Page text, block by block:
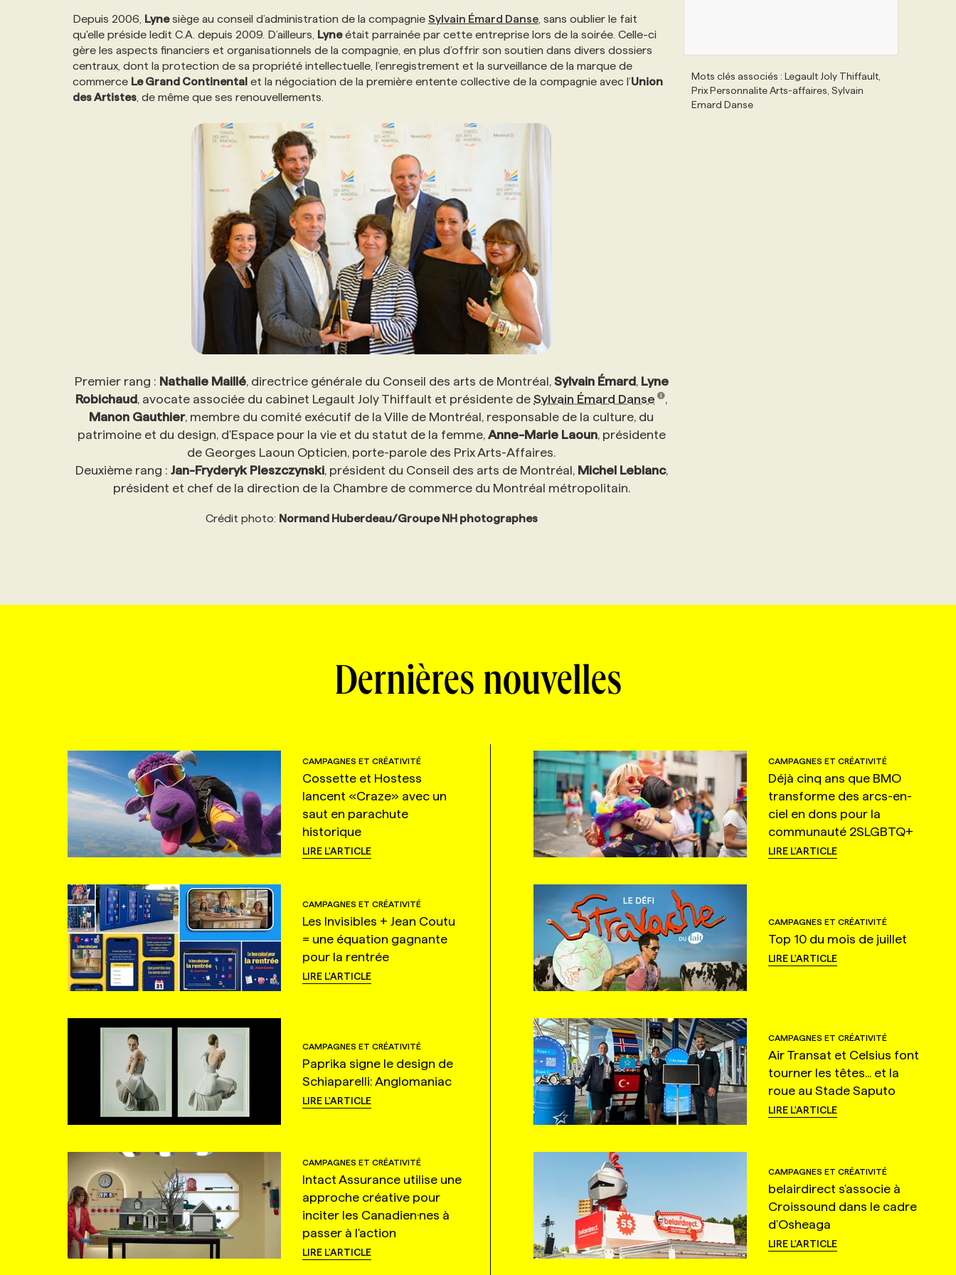
NOS TARIFS
PROGRAMMES DE SUBVENTIONS
ANNONCEZ AVEC NOUS
Depuis 2006, Lynesiège au conseil d’administration de la compagnie Sylvain Émard Danse , sans oublier le fait
qu'elle préside ledit C.A. depuis 2009. D’ailleurs, Lyneétait parrainée par cette entreprise lors de la soirée. Celle-ci
gère les aspects financiers et organisationnels de la compagnie, en plus d’offrir son soutien dans divers dossiers
centraux, dont la protection de sa propriété intellectuelle, l’enregistrement et la surveillance de la marque de
commerce Le Grand Continental et la négociation de la première entente collective de la compagnie avec l’Union
des Artistes , de même que ses renouvellements.
Premier rang : Nathalie Maillé, directrice générale du Conseil des arts de Montréal, Sylvain Émard, Lyne
Robichaud, avocate associée du cabinet Legault Joly Thiffault et présidente deSylvain Émard Danse
,
Manon Gauthier, membre du comité exécutif de la Ville de Montréal, responsable de la culture, du
patrimoine et du design, d'Espace pour la vie et du statut de la femme, Anne-Marie Laoun, présidente
de Georges Laoun Opticien, porte-parole des Prix Arts-Affaires.
Deuxième rang : Jan-Fryderyk Pleszczynski, président du Conseil des arts de Montréal, Michel Leblanc,
président et chef de la direction de la Chambre de commerce du Montréal métropolitain.
Crédit photo: Normand Huberdeau/Groupe NH photographes
Mots clés associés : Legault Joly Thiffault,
Prix Personnalite Arts-affaires, Sylvain
Emard Danse
Dernières nouvelles
CAMPAGNES ET CRÉATIVITÉ
Cossette et Hostess
lancent «Craze» avec un
saut en parachute
historique
LIRE L'ARTICLE
CAMPAGNES ET CRÉATIVITÉ
Déjà cinq ans que BMO
transforme des arcs-en-
ciel en dons pour la
communauté 2SLGBTQ+
LIRE L'ARTICLE
CAMPAGNES ET CRÉATIVITÉ
Les Invisibles + Jean Coutu
= une équation gagnante
pour la rentrée
LIRE L'ARTICLE
CAMPAGNES ET CRÉATIVITÉ
Top 10 du mois de juillet
LIRE L'ARTICLE
CAMPAGNES ET CRÉATIVITÉ
Paprika signe le design de
Schiaparelli: Anglomaniac
LIRE L'ARTICLE
CAMPAGNES ET CRÉATIVITÉ
Air Transat et Celsius font
tourner les têtes... et la
roue au Stade Saputo
LIRE L'ARTICLE
CAMPAGNES ET CRÉATIVITÉ
Intact Assurance utilise une
approche créative pour
inciter les Canadien·nes à
passer à l'action
LIRE L'ARTICLE
CAMPAGNES ET CRÉATIVITÉ
belairdirect s'associe à
Croissound dans le cadre
d'Osheaga
LIRE L'ARTICLE